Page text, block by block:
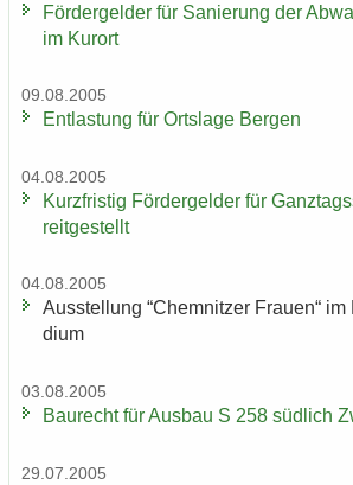
För­der­gel­der für Sa­nie­rung der
im Kur­ort
09.08.2005
Ent­las­tung für Orts­la­ge Ber­gen
04.08.2005
Kurz­fris­tig För­der­gel­der für
reit­ge­stellt
04.08.2005
Aus­stel­lung “Chem­nit­zer Frau­en“
di­um
03.08.2005
Bau­recht für Aus­bau S 258 süd­lich
29.07.2005